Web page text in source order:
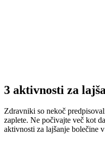
3 aktivnosti za
Zdravniki so nekoč
zaplete. Ne počivajte več kot
aktivnosti za lajšanje bolečine